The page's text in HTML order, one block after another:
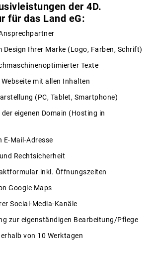
der 4D.
für das Land eG:
Ihrer Marke (Logo, Farben, Schrift)
Texte
mit allen Inhalten
(PC, Tablet, Smartphone)
eigenen Domain (Hosting in
E-Mail-Adresse
Rechtsicherheit
inkl. Öffnungszeiten
Google Maps
Social-Media-Kanäle
zur eigenständigen Bearbeitung/Pflege
von 10 Werktagen